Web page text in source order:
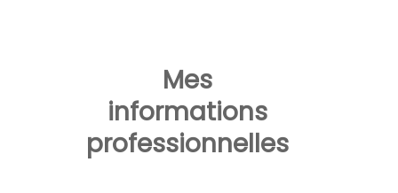
Mes
informations
professionnelles